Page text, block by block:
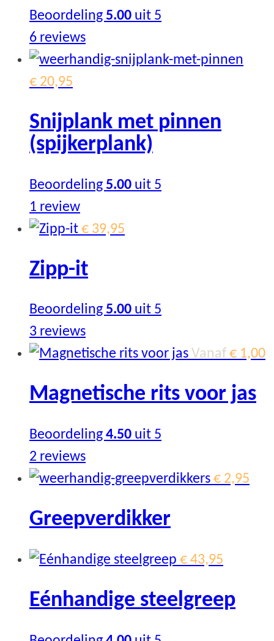
Beoordeling 5.00 uit 5
6 reviews
This
product
multiple
variants.
options
may
be
chosen
on
the
product
page
€ 20,95
Snijplank met pinnen
(spijkerplank)
Beoordeling 5.00 uit 5
1 review
€ 39,95
Zipp-it
Beoordeling 5.00 uit 5
3 reviews
Vanaf € 1,00
Magnetische rits voor jas
Beoordeling 4.50 uit 5
2 reviews
This
has
variants.
The
options
may
€ 2,95
Greepverdikker
€ 43,95
Eénhandige steelgreep